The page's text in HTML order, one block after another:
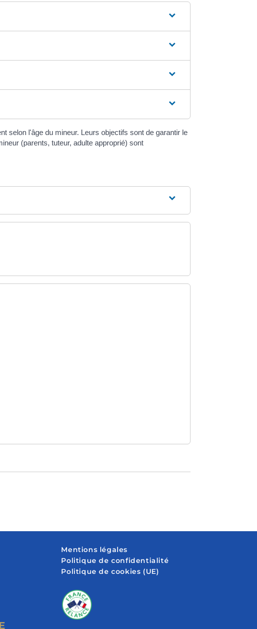
selon l'âge du mineur. Leurs objectifs sont de garantir le
(parents, tuteur, adulte approprié) sont
Mentions légales
Politique de confidentialité
Politique de cookies (UE)